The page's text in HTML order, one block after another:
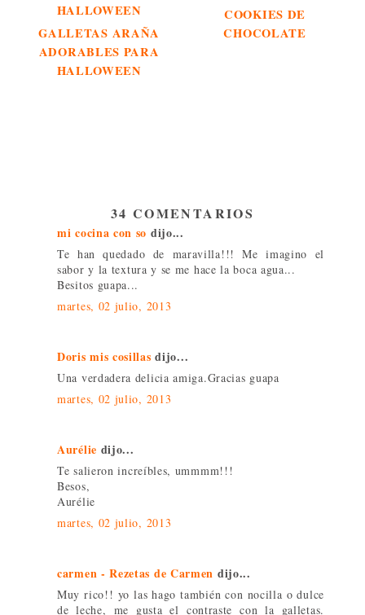
GALLETAS ARAÑA
ADORABLES PARA
HALLOWEEN
COOKIES DE
CHOCOLATE
34 COMENTARIOS
mi cocina con so dijo...
Te han quedado de maravilla!!! Me imagino el
sabor y la textura y se me hace la boca agua...
Besitos guapa...
martes, 02 julio, 2013
Doris mis cosillas dijo...
Una verdadera delicia amiga.Gracias guapa
martes, 02 julio, 2013
Aurélie dijo...
Te salieron increíbles, ummmm!!!
Besos,
Aurélie
martes, 02 julio, 2013
carmen - Rezetas de Carmen dijo...
Muy rico!! yo las hago también con nocilla o dulce
de leche, me gusta el contraste con la galletas.